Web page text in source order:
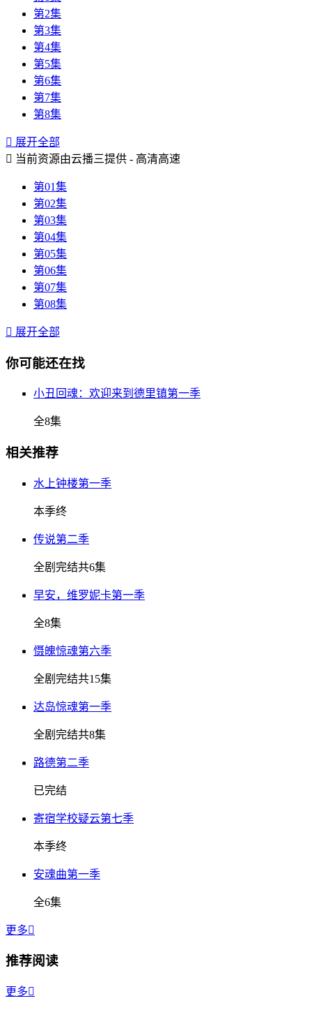
第2集
第3集
第4集
第5集
第6集
第7集
第8集
 展开全部
 当前资源由云播三提供 - 高清高速
第01集
第02集
第03集
第04集
第05集
第06集
第07集
第08集
 展开全部
你可能还在找
小丑回魂：欢迎来到德里镇第一季
全8集
相关推荐
水上钟楼第一季
本季终
传说第二季
全剧完结共6集
早安，维罗妮卡第一季
全8集
慑魄惊魂第六季
全剧完结共15集
达岛惊魂第一季
全剧完结共8集
路德第二季
已完结
寄宿学校疑云第七季
本季终
安魂曲第一季
全6集
更多
推荐阅读
更多